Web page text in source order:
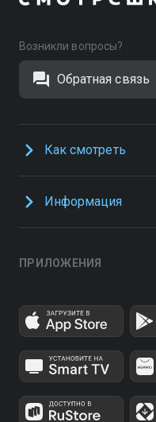
Возникли вопросы?
Обратная связь
Как смотреть
Информация
ПРИЛОЖЕНИЯ